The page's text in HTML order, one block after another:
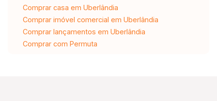
Comprar casa em Uberlândia
Comprar imóvel comercial em Uberlândia
Comprar lançamentos em Uberlândia
Comprar com Permuta